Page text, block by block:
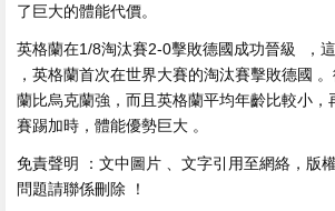
了巨大的體能代價。
英格蘭在1/8淘汰賽2-0擊敗德國成功晉級  ，
，英格蘭首次在世界大賽的淘汰賽擊敗德國 。
蘭比烏克蘭強 ，而且英格蘭平均年齡比較小
賽踢加時，體能優勢巨大 。
免責聲明 ：文中圖片 、文字引用至網絡 ，版
問題請聯係刪除  ！